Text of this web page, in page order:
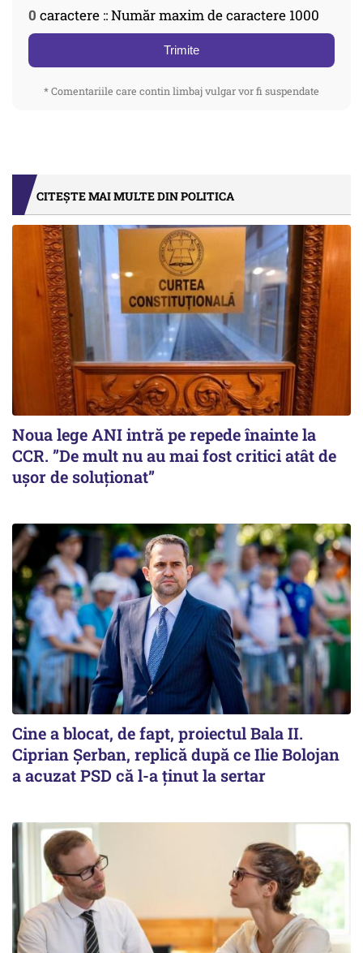
0 caractere :: Număr maxim de caractere 1000
Trimite
* Comentariile care contin limbaj vulgar vor fi suspendate
CITEȘTE MAI MULTE DIN POLITICA
Noua lege ANI intră pe repede înainte la
CCR. ”De mult nu au mai fost critici atât de
ușor de soluționat”
Cine a blocat, de fapt, proiectul Bala II.
Ciprian Șerban, replică după ce Ilie Bolojan
a acuzat PSD că l-a ținut la sertar